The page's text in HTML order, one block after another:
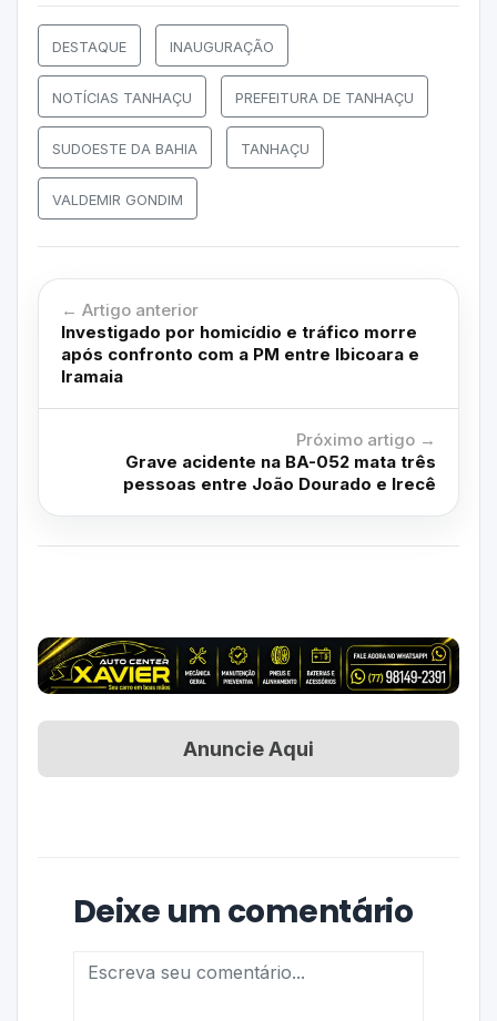
DESTAQUE INAUGURAÇÃO
NOTÍCIAS TANHAÇU PREFEITURA DE TANHAÇU
SUDOESTE DA BAHIA TANHAÇU
VALDEMIR GONDIM
← Artigo anterior
Investigado por homicídio e tráfico morre
após confronto com a PM entre Ibicoara e
Iramaia
Próximo artigo →
Grave acidente na BA-052 mata três
pessoas entre João Dourado e Irecê
Anuncie Aqui
Deixe um comentário